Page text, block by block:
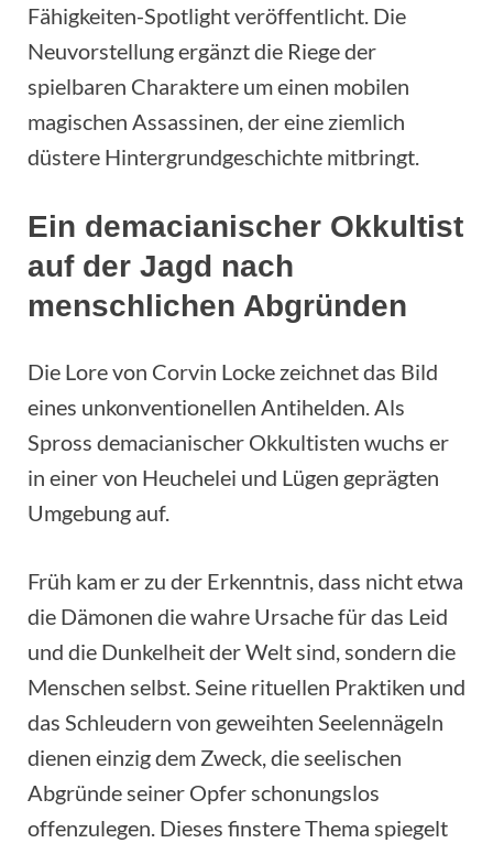
Fähigkeiten-Spotlight veröffentlicht. Die
Neuvorstellung ergänzt die Riege der
spielbaren Charaktere um einen mobilen
magischen Assassinen, der eine ziemlich
düstere Hintergrundgeschichte mitbringt.
Ein demacianischer Okkultist
auf der Jagd nach
menschlichen Abgründen
Die Lore von Corvin Locke zeichnet das Bild
eines unkonventionellen Antihelden. Als
Spross demacianischer Okkultisten wuchs er
in einer von Heuchelei und Lügen geprägten
Umgebung auf.
Früh kam er zu der Erkenntnis, dass nicht etwa
die Dämonen die wahre Ursache für das Leid
und die Dunkelheit der Welt sind, sondern die
Menschen selbst. Seine rituellen Praktiken und
das Schleudern von geweihten Seelennägeln
dienen einzig dem Zweck, die seelischen
Abgründe seiner Opfer schonungslos
offenzulegen. Dieses finstere Thema spiegelt